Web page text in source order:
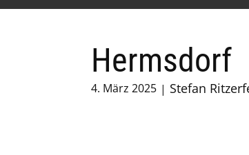
Hermsdorf
4. März 2025 Stefan